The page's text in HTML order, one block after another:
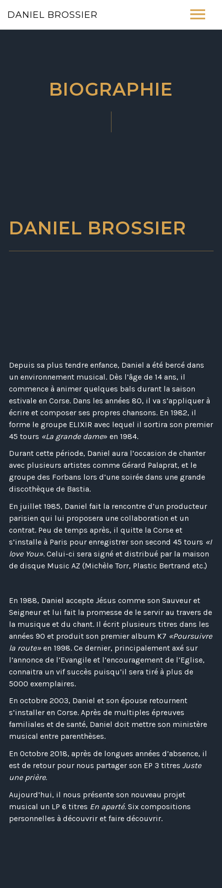
DANIEL BROSSIER
PHOTOS
BOUTIQUE
BIOGRAPHIE
DANIEL BROSSIER
Depuis sa plus tendre enfance, Daniel a été bercé dans
un environnement musical. Dès l’âge de 14 ans, il
commence à animer quelques bals durant la saison
estivale en Corse. Dans les années 80, il va s’appliquer à
écrire et composer ses propres chansons. En 1982, il
forme le groupe ELIXIR avec lequel il sortira son premier
45 tours «La grande dame» en 1984.
Durant cette période, Daniel aura l’occasion de chanter
avec plusieurs artistes comme Gérard Palaprat, et le
groupe des Forbans lors d’une soirée dans une grande
discothèque de Bastia.
En juillet 1985, Daniel fait la rencontre d’un producteur
parisien qui lui proposera une collaboration et un
contrat. Peu de temps après, il quitte la Corse et
s’installe à Paris pour enregistrer son second 45 tours «I
love You». Celui-ci sera signé et distribué par la maison
de disque Music AZ (Michèle Torr, Plastic Bertrand etc.)
En 1988, Daniel accepte Jésus comme son Sauveur et
Seigneur et lui fait la promesse de le servir au travers de
la musique et du chant. Il écrit plusieurs titres dans les
années 90 et produit son premier album K7 «Poursuivre
la route»en 1998. Ce dernier, principalement axé sur
l’annonce de l’Evangile et l’encouragement de l’Eglise,
connaitra un vif succès puisqu’il sera tiré à plus de
5000 exemplaires.
En octobre 2003, Daniel et son épouse retournent
s’installer en Corse. Après de multiples épreuves
familiales et de santé, Daniel doit mettre son ministère
musical entre parenthèses.
En Octobre 2018, après de longues années d’absence, il
est de retour pour nous partager son EP 3 titres Juste
une prière.
Aujourd’hui, il nous présente son nouveau projet
musical un LP 6 titres En aparté. Six compositions
personnelles à découvrir et faire découvrir.